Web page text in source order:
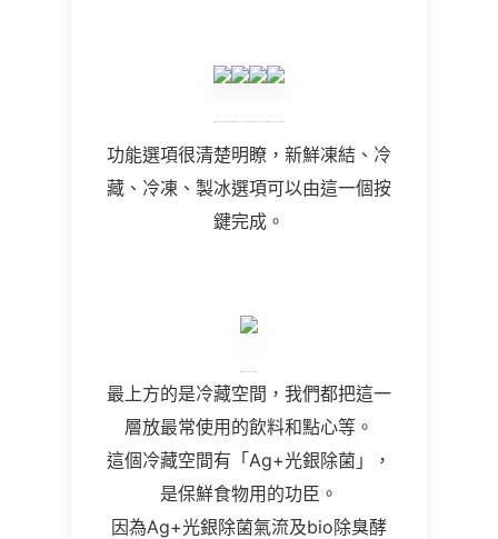
功能選項很清楚明瞭，新鮮凍結、冷
藏、冷凍、製冰選項可以由這一個按
鍵完成。
最上方的是冷藏空間，我們都把這一
層放最常使用的飲料和點心等。
這個冷藏空間有「Ag+光銀除菌」，
是保鮮食物用的功臣。
因為Ag+光銀除菌氣流及bio除臭酵